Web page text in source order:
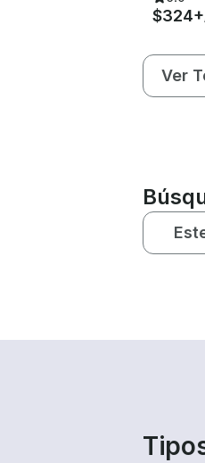
$324+
Ver